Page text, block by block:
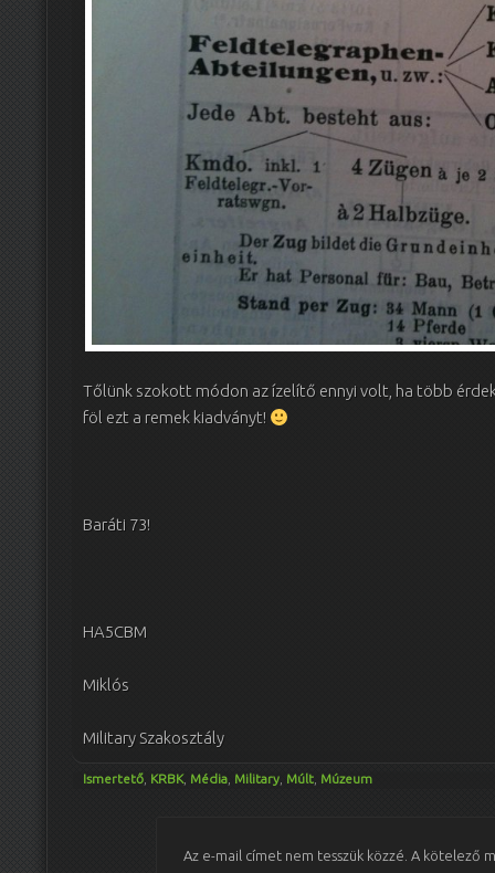
Tőlünk szokott módon az ízelítő ennyi volt, ha több
föl ezt a remek kiadványt!
Baráti 73!
HA5CBM
Miklós
Military Szakosztály
Ismertető KRBK, Média Military Múlt Múzeum
Az e-mail címet nem tesszük közzé. A kötelező